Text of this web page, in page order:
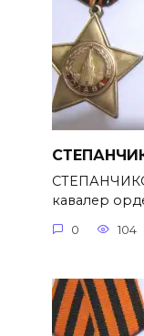
кавалер
0 104